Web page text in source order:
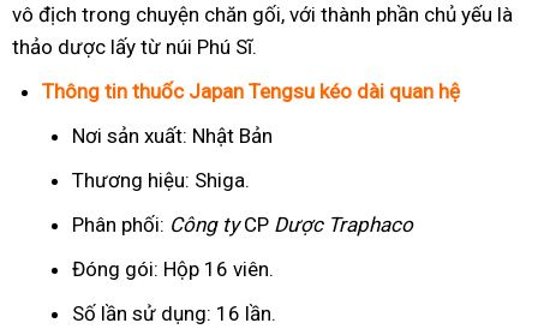
vô địch trong chuyện chăn gối, với thành phần chủ yếu là
thảo dược lấy từ núi Phú Sĩ.
Thông tin thuốc Japan Tengsu kéo dài quan hệ
Nơi sản xuất: Nhật Bản
Thương hiệu: Shiga.
Phân phối: Công tyCP Dược Traphaco
Đóng gói: Hộp 16 viên.
Số lần sử dụng: 16 lần.